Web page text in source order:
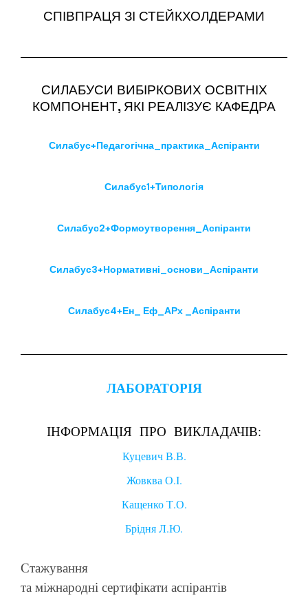
СПІВПРАЦЯ ЗІ СТЕЙКХОЛДЕРАМИ
СИЛАБУСИ ВИБІРКОВИХ ОСВІТНІХ
КОМПОНЕНТ, ЯКІ РЕАЛІЗУЄ КАФЕДРА
Силабус+Педагогічна_практика_Аспіранти
Силабус1+Типологія
Силабус2+Формоутворення_Аспіранти
Силабус3+Нормативні_основи_Аспіранти
Силабус4+Ен_ Еф_АРх _Аспіранти
ЛАБОРАТОРІЯ
ІНФОРМАЦІЯ ПРО ВИКЛАДАЧІВ:
Куцевич В.В.
Жовква О.І.
Кащенко Т.О.
Брідня Л.Ю.
Стажування
та міжнародні сертифікати аспірантів